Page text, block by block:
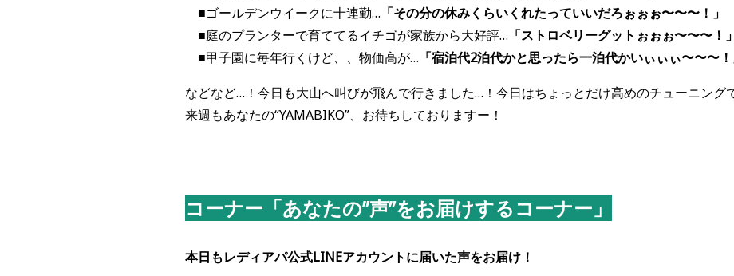
■ゴールデンウイークに十連勤… 「その分の休みくらいくれたっていいだろぉぉぉ〜〜〜！」
■庭のプランターで育ててるイチゴが家族から大好評… 「ストロベリーグットぉぉぉ〜〜〜！」
■甲子園に毎年行くけど、、物価高が… 「宿泊代2泊代かと思ったら一泊代かいぃぃぃ〜〜〜！
などなど…！今日も大山へ叫びが飛んで行きました…！今日はちょっとだけ高めのチューニング
来週もあなたの“YAMABIKO”、お待ちしておりますー！
コーナー「あなたの”声”をお届けするコーナー」
本日もレディアパ公式LINEアカウントに届いた声をお届け！